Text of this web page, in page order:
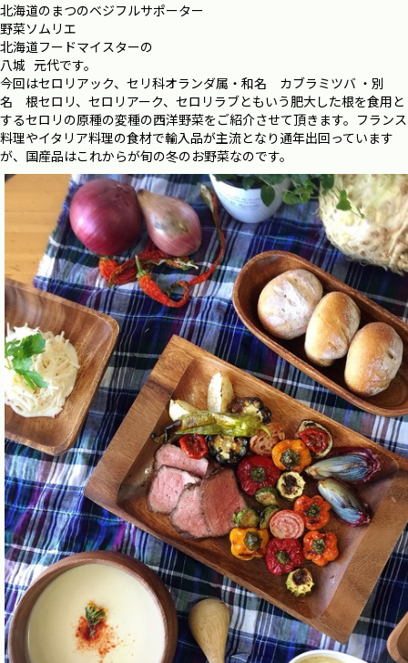
北海道のまつのベジフルサポーター
野菜ソムリエ
北海道フードマイスターの
八城 元代です。
今回はセロリアック、セリ科オランダ属・和名 カブラミツバ ・別
名 根セロリ、セロリアーク、セロリラブともいう肥大した根を食用と
するセロリの原種の変種の西洋野菜をご紹介させて頂きます。 フランス
料理やイタリア料理の食材で輸入品が主流となり通年出回っています
が、国産品はこれからが旬の冬のお野菜なのです。